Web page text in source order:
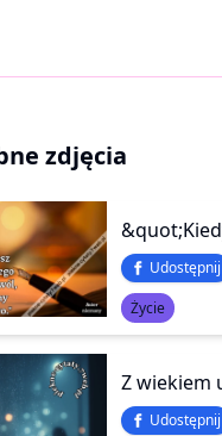
zdjęcia
Udostępnij
Życie
Udostępnij